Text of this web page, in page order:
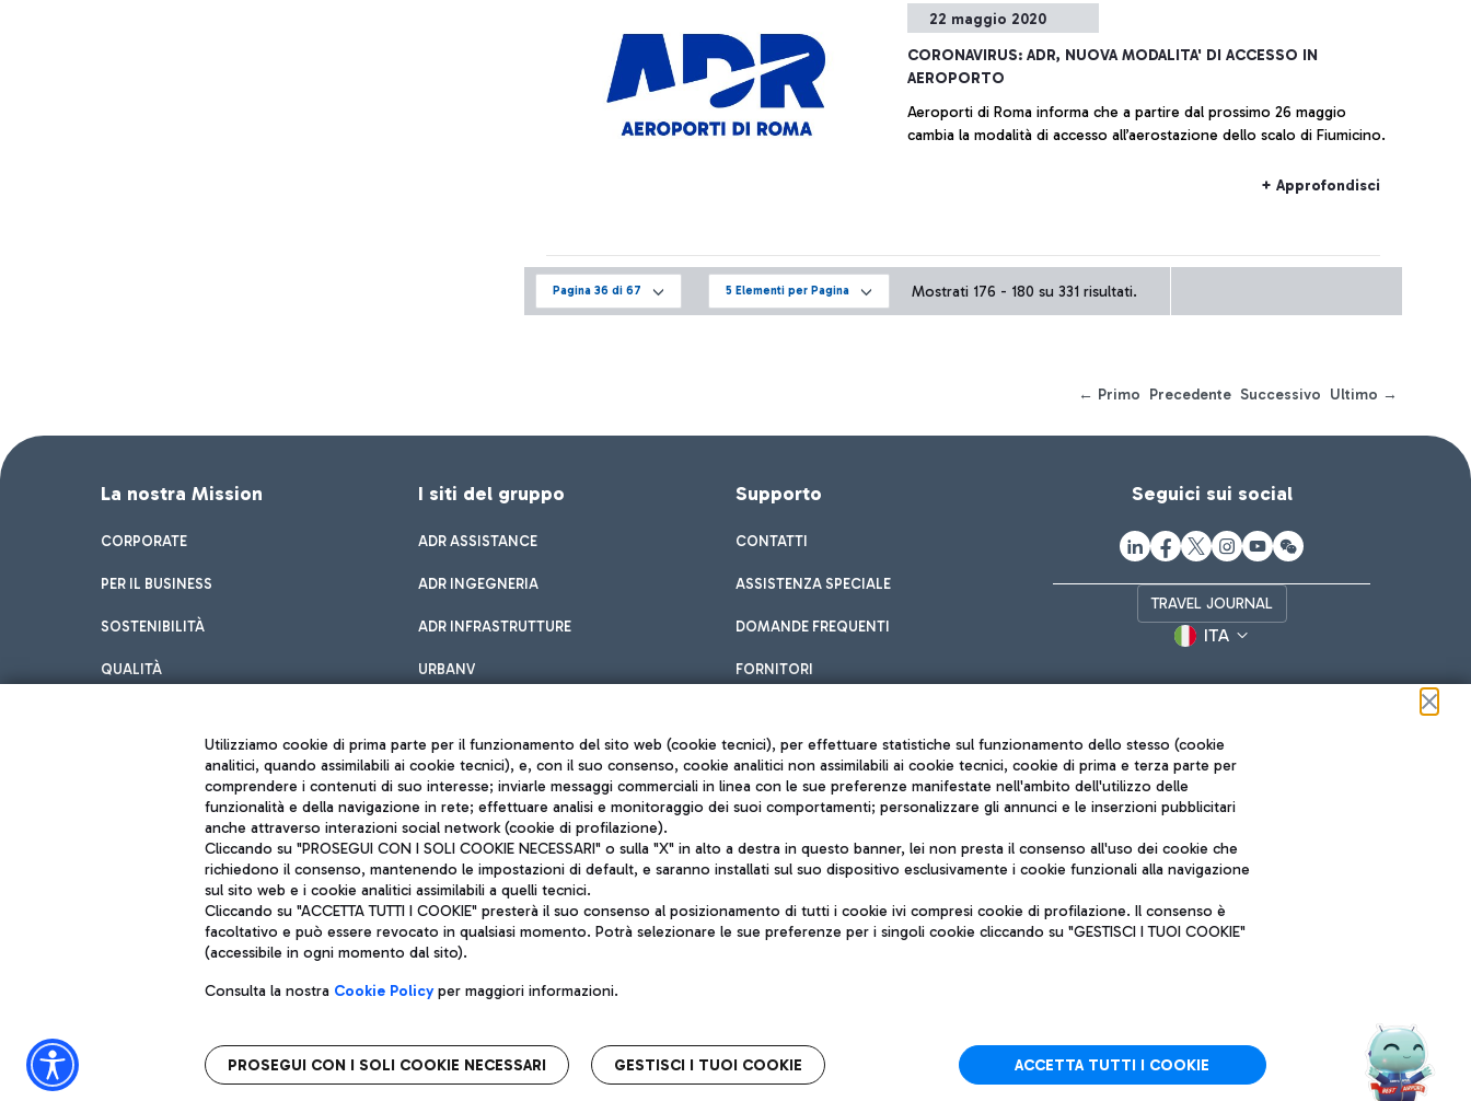
22 maggio 2020
CORONAVIRUS: ADR, NUOVA MODALITA' DI ACCESSO IN
AEROPORTO
Aeroporti di Roma informa che a partire dal prossimo 26 maggio
cambia la modalità di accesso all’aerostazione dello scalo di Fiumicino.
+ Approfondisci
Pagina 36 di 67 5 Elementi per Pagina Mostrati 176 - 180 su 331 risultati.
← Primo Precedente Successivo Ultimo →
La nostra Mission
CORPORATE
PER IL BUSINESS
SOSTENIBILITÀ
QUALITÀ
I siti del gruppo
ADR ASSISTANCE
ADR INGEGNERIA
ADR INFRASTRUTTURE
URBANV
Supporto
CONTATTI
ASSISTENZA SPECIALE
DOMANDE FREQUENTI
FORNITORI
Seguici sui social
TRAVEL JOURNAL
ITA
Aeroporti di Roma S.p.A. - Società soggetta a direzione e coordinamento di Mundys S.p.A.
Codice fiscale e Registro delle Imprese di Roma 13032990155 P. IVA 06572251004
Capitale sociale 62.224.743,00 int. vers.
Sede legale: Via Pier Paolo Racchetti 1 - 00054 Fiumicino (RM) telefono +39 06 65951
Note legali
Mappa sito
Accessibilità
Roma FCO
L'aeroporto stellato
QUALITÀ SOSTENIBILITÀ INNOVAZIONE
Utilizziamo cookie di prima parte per il funzionamento del sito web (cookie tecnici), per effettuare statistiche sul funzionamento dello stesso (cookie
analitici, quando assimilabili ai cookie tecnici), e, con il suo consenso, cookie analitici non assimilabili ai cookie tecnici, cookie di prima e terza parte per
comprendere i contenuti di suo interesse; inviarle messaggi commerciali in linea con le sue preferenze manifestate nell'ambito dell'utilizzo delle
funzionalità e della navigazione in rete; effettuare analisi e monitoraggio dei suoi comportamenti; personalizzare gli annunci e le inserzioni pubblicitari
anche attraverso interazioni social network (cookie di profilazione).
Cliccando su "PROSEGUI CON I SOLI COOKIE NECESSARI" o sulla "X" in alto a destra in questo banner, lei non presta il consenso all'uso dei cookie che
richiedono il consenso, mantenendo le impostazioni di default, e saranno installati sul suo dispositivo esclusivamente i cookie funzionali alla navigazione
sul sito web e i cookie analitici assimilabili a quelli tecnici.
Cliccando su "ACCETTA TUTTI I COOKIE" presterà il suo consenso al posizionamento di tutti i cookie ivi compresi cookie di profilazione. Il consenso è
facoltativo e può essere revocato in qualsiasi momento. Potrà selezionare le sue preferenze per i singoli cookie cliccando su "GESTISCI I TUOI COOKIE"
(accessibile in ogni momento dal sito).
Consulta la nostra Cookie Policyper maggiori informazioni.
PROSEGUI CON I SOLI COOKIE NECESSARI GESTISCI I TUOI COOKIE ACCETTA TUTTI I COOKIE